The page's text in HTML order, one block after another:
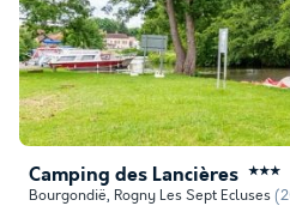
Camping des Lancières ★★★
Bourgondië, Rogny Les Sept Ecluses